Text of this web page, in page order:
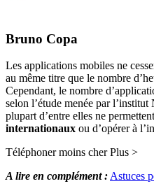
Bruno Copa
Les applications mobiles ne
au même titre que le nombre
Cependant, le nombre
selon l’étude menée par
plupart d’entre elles ne
internationaux ou d’opérer à
Téléphoner moins cher Plus >
A lire en complément :Astuces